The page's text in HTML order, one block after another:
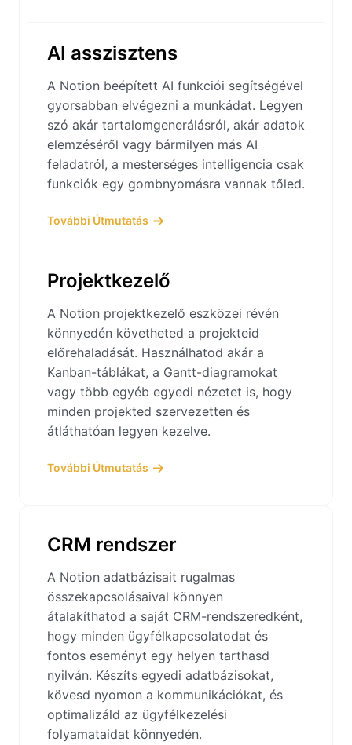
AI asszisztens
A Notion beépített AI funkciói segítségével
gyorsabban elvégezni a munkádat. Legyen
szó akár tartalomgenerálásról, akár adatok
elemzéséről vagy bármilyen más AI
feladatról, a mesterséges intelligencia csak
funkciók egy gombnyomásra vannak tőled.
További Útmutatás
Projektkezelő
A Notion projektkezelő eszközei révén
könnyedén követheted a projekteid
előrehaladását. Használhatod akár a
Kanban-táblákat, a Gantt-diagramokat
vagy több egyéb egyedi nézetet is, hogy
minden projekted szervezetten és
átláthatóan legyen kezelve.
További Útmutatás
CRM rendszer
A Notion adatbázisait rugalmas
összekapcsolásaival könnyen
átalakíthatod a saját CRM-rendszeredként,
hogy minden ügyfélkapcsolatodat és
fontos eseményt egy helyen tarthasd
nyilván. Készíts egyedi adatbázisokat,
kövesd nyomon a kommunikációkat, és
optimalizáld az ügyfélkezelési
folyamataidat könnyedén.